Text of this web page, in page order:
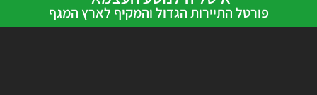
פורטל התיירות הגדול והמקיף לארץ המגף